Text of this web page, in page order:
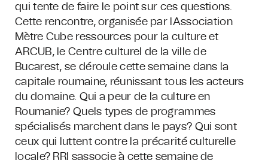
qui tente de faire le point sur ces questions.
Cette rencontre, organisée par lAssociation
Mètre Cube ressources pour la culture et
ARCUB, le Centre culturel de la ville de
Bucarest, se déroule cette semaine dans la
capitale roumaine, réunissant tous les acteurs
du domaine. Qui a peur de la culture en
Roumanie? Quels types de programmes
spécialisés marchent dans le pays? Qui sont
ceux qui luttent contre la précarité culturelle
locale? RRI sassocie à cette semaine de